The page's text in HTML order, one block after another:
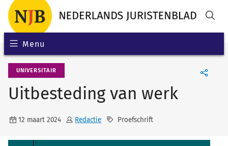
Menu
UNIVERSITAIR
Uitbesteding van werk
12 maart 2024 Redactie Proefschrift